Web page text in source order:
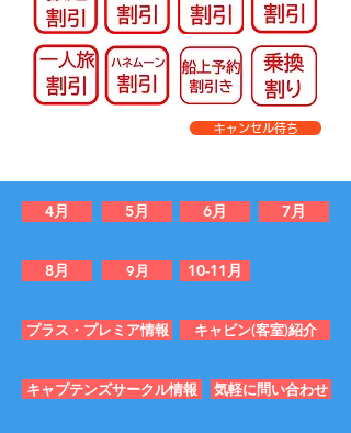
キャンセル待ち
4月 5月 6月 7月
8月 9月 10-11月
プラス・プレミア情報 キャビン(客室)紹介
キャプテンズサークル情報 気軽に問い合わせ